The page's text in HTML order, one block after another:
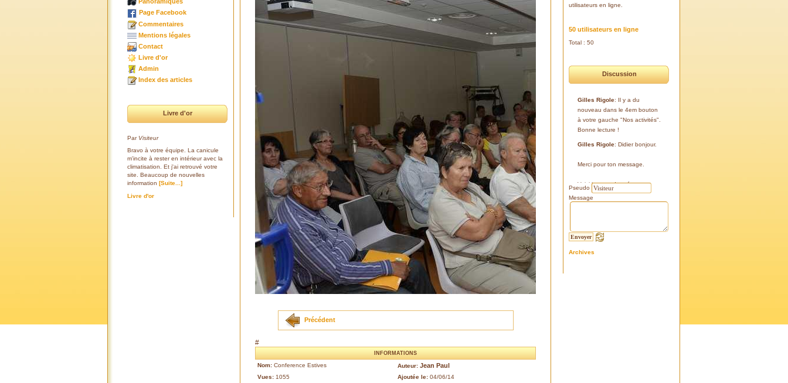
Page Facebook
Commentaires
Mentions légales
Contact
Livre d'or
Admin
Index des articles
Livre d'or
Par Visiteur
Bravo à votre équipe. La canicule
m'incite à rester en intérieur avec la
climatisation. Et j'ai retrouvé votre
site. Beaucoup de nouvelles
information [Suite...]
Livre d'or
utilisateurs en ligne.
50 utilisateurs en ligne
Total : 50
Discussion
Gilles Rigole: Il y a du
nouveau dans le 4em bouton
à votre gauche "Nos activités".
Bonne lecture !
Gilles Rigole: Didier bonjour.
Merci pour ton message.
Voici les coordonnées:
43°38'48'' N
Si tu le peux, le veux, notre
l'Eissame, fait une sortie le
Pseudo
Message
Archives
Précédent
#
INFORMATIONS
Nom: Conference Estives Auteur: Jean Paul
Vues: 1055 Ajoutée le: 04/06/14